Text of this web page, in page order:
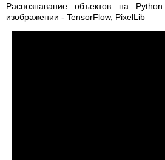
Распознавание объектов на
изображении - TensorFlow, PixelLib